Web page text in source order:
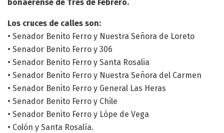
bonaerense de Tres de Febrero.
Los cruces de calles son:
• Senador Benito Ferro y Nuestra Señora de Loreto
• Senador Benito Ferro y 306
• Senador Benito Ferro y Santa Rosalia
• Senador Benito Ferro y Nuestra Señora del Carmen
• Senador Benito Ferro y General Las Heras
• Senador Benito Ferro y Chile
• Senador Benito Ferro y Lópe de Vega
• Colón y Santa Rosalía.